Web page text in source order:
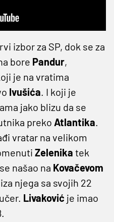
izbor za SP, dok se za
bore Pandur,
je na vratima
Ivušića. I koji je
jako blizu da se
preko Atlantika.
vratar na velikom
Zelenika tek
našao na Kovačevom
njega sa svojih 22
Livaković je imao